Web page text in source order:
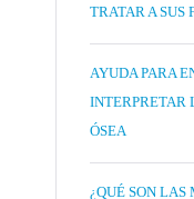
TRATAR A SUS
AYUDA PARA
INTERPRETAR
ÓSEA
¿QUÉ SON LAS